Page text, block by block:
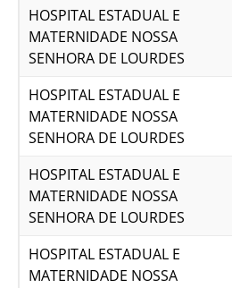
HOSPITAL ESTADUAL E
MATERNIDADE NOSSA
SENHORA DE LOURDES
HOSPITAL ESTADUAL E
MATERNIDADE NOSSA
SENHORA DE LOURDES
HOSPITAL ESTADUAL E
MATERNIDADE NOSSA
SENHORA DE LOURDES
HOSPITAL ESTADUAL E
MATERNIDADE NOSSA